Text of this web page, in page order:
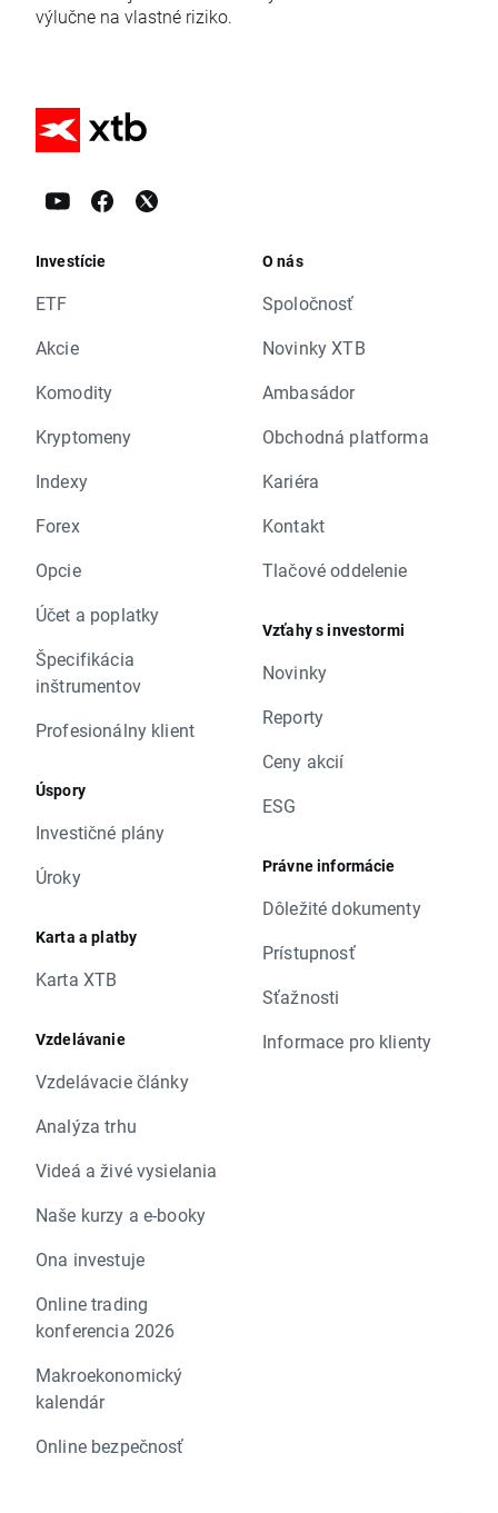
výlučne na vlastné riziko.
Investície
ETF
Akcie
Komodity
Kryptomeny
Indexy
Forex
Opcie
Účet a poplatky
Špecifikácia
inštrumentov
Profesionálny klient
Úspory
Investičné plány
Úroky
Karta a platby
Karta XTB
Vzdelávanie
Vzdelávacie články
Analýza trhu
Videá a živé vysielania
Naše kurzy a e-booky
Ona investuje
Online trading
konferencia 2026
Makroekonomický
kalendár
Online bezpečnosť
O nás
Spoločnosť
Novinky XTB
Ambasádor
Obchodná platforma
Kariéra
Kontakt
Tlačové oddelenie
Vzťahy s investormi
Novinky
Reporty
Ceny akcií
ESG
Právne informácie
Dôležité dokumenty
Prístupnosť
Sťažnosti
Informace pro klienty